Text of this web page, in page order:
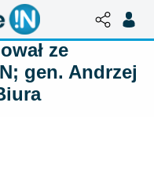
ze
gen. Andrzej